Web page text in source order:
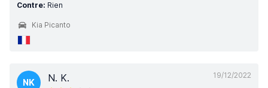
Contre: Rien
Kia Picanto
19/12/2022
NK N. K.